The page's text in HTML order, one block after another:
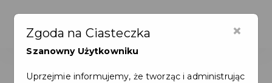
×
Zgoda na Ciasteczka
Szanowny Użytkowniku
Uprzejmie informujemy, że tworząc i administrując